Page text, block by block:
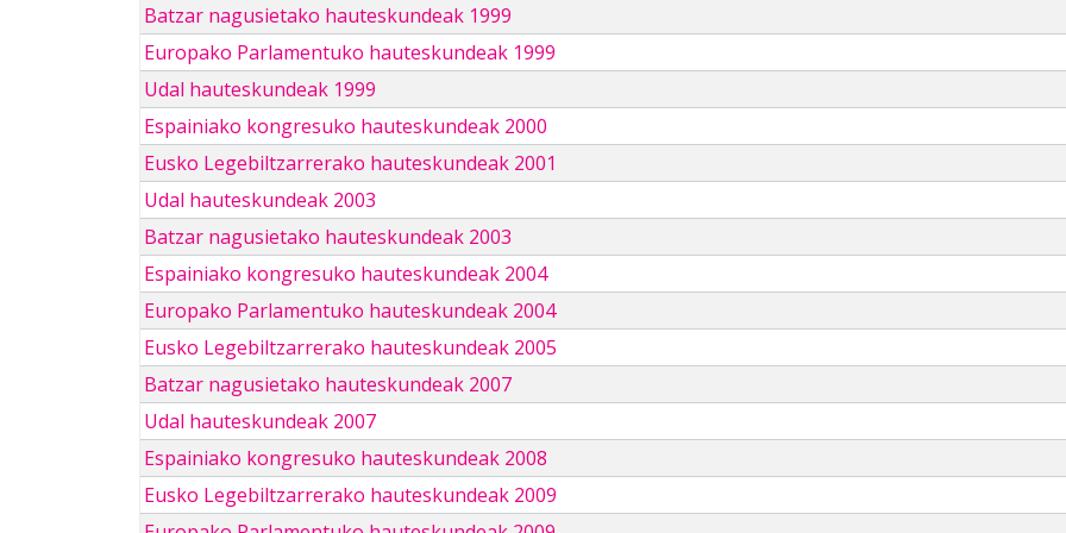
Batzar nagusietako hauteskundeak 1999
Europako Parlamentuko hauteskundeak 1999
Udal hauteskundeak 1999
Espainiako kongresuko hauteskundeak 2000
Eusko Legebiltzarrerako hauteskundeak 2001
Udal hauteskundeak 2003
Batzar nagusietako hauteskundeak 2003
Espainiako kongresuko hauteskundeak 2004
Europako Parlamentuko hauteskundeak 2004
Eusko Legebiltzarrerako hauteskundeak 2005
Batzar nagusietako hauteskundeak 2007
Udal hauteskundeak 2007
Espainiako kongresuko hauteskundeak 2008
Eusko Legebiltzarrerako hauteskundeak 2009